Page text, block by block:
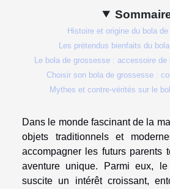
Histoire et origine du bola
Les prétendus bienfaits du
Le bola de grossesse : accessoire de
Choisir son bola de grossesse :
Mythes et contre-vérités sur le
Dans le monde fascinant de la
objets traditionnels et
accompagner les futurs parents
aventure unique. Parmi eux,
suscite un intérêt croissant,